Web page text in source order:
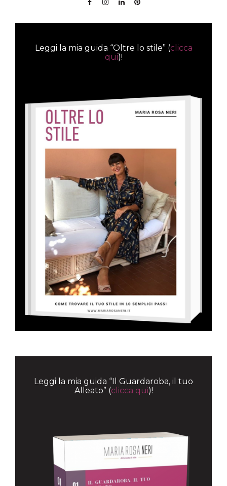
Leggi la mia guida “Oltre lo stile” (clicca
qui)!
Leggi la mia guida “Il Guardaroba, il tuo
Alleato” (clicca qui)!